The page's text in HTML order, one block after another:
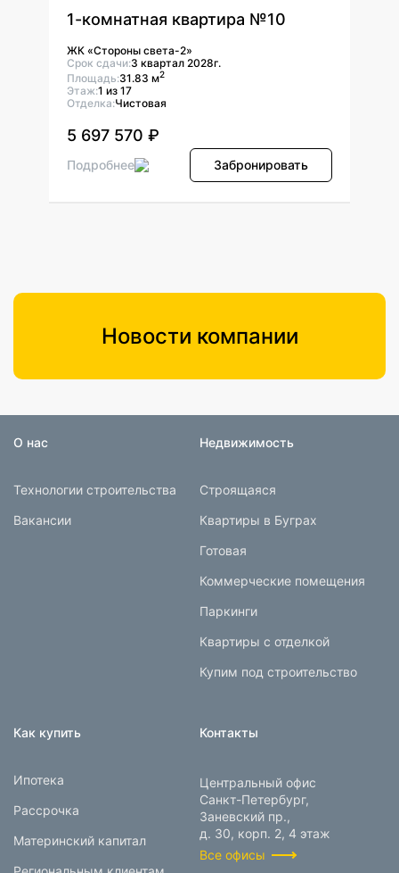
1-комнатная квартира №10
ЖК «Стороны света-2»
Срок сдачи:3 квартал 2028г.
Площадь:31.83 м2
Этаж:1 из 17
Отделка:Чистовая
5 697 570 ₽
Подробнее Забронировать
Новости компании
О нас
Технологии строительства
Вакансии
Недвижимость
Строящаяся
Квартиры в Буграх
Готовая
Коммерческие помещения
Паркинги
Квартиры с отделкой
Купим под строительство
Как купить
Ипотека
Рассрочка
Материнский капитал
Контакты
Центральный офис
Санкт-Петербург,
Заневский пр.,
д. 30, корп. 2, 4 этаж
Все офисы